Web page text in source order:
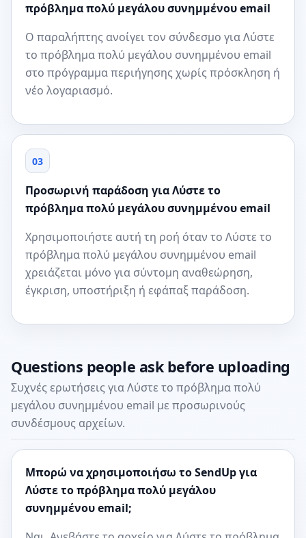
πρόβλημα πολύ μεγάλου συνημμένου email
Ο παραλήπτης ανοίγει τον σύνδεσμο για Λύστε
το πρόβλημα πολύ μεγάλου συνημμένου email
στο πρόγραμμα περιήγησης χωρίς πρόσκληση ή
νέο λογαριασμό.
03
Προσωρινή παράδοση για Λύστε το
πρόβλημα πολύ μεγάλου συνημμένου email
Χρησιμοποιήστε αυτή τη ροή όταν το Λύστε το
πρόβλημα πολύ μεγάλου συνημμένου email
χρειάζεται μόνο για σύντομη αναθεώρηση,
έγκριση, υποστήριξη ή εφάπαξ παράδοση.
Questions people ask before uploading
Συχνές ερωτήσεις για Λύστε το πρόβλημα πολύ
μεγάλου συνημμένου email με προσωρινούς
συνδέσμους αρχείων.
Μπορώ να χρησιμοποιήσω το SendUp για
Λύστε το πρόβλημα πολύ μεγάλου
συνημμένου email;